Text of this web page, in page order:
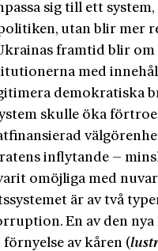
sig till ett
utan blir mer
framtid blir om
med
demokratiska
skulle öka
inflytande –
omöjliga med
är av två
En av den
av kåren (